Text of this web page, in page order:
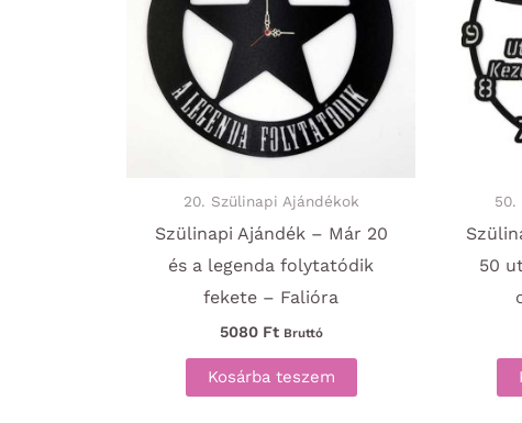
20. Szülinapi Ajándékok
Szülinapi Ajándék – Már 20
és a legenda folytatódik
fekete – Falióra
5080 Ft Bruttó
Kosárba teszem
50.
50